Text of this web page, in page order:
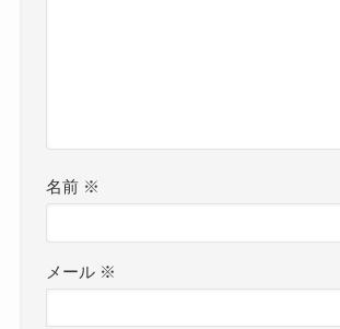
名前 ※
メール ※